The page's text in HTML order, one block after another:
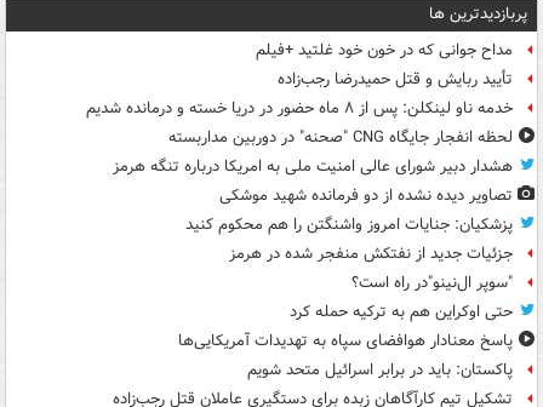
پربازدیدترین ها
مداح جوانی که در خون خود غلتید +فیلم
تأیید ربایش و قتل حمیدرضا رجب‌زاده
خدمه ناو لینکلن: پس از ۸ ماه حضور در دریا خسته و درمانده‌ شدیم
لحظه انفجار جایگاه CNG "صحنه" در دوربین مداربسته
هشدار دبیر شورای عالی امنیت ملی به امریکا درباره تنگه هرمز
تصاویر دیده‌ نشده از دو فرمانده شهید موشکی
پزشکیان: جنایات امروز واشنگتن را هم محکوم کنید
جزئیات جدید از نفتکش منفجر شده در هرمز
"سوپر ال‌نینو"در راه است؟
حتی اوکراین هم به ترکیه حمله کرد
پاسخ معنادار هوافضای سپاه به تهدیدات آمریکایی‌ها
پاکستان: باید در برابر اسرائیل متحد شویم
تشکیل تیم کارآگاهان زبده برای دستگیری عاملان قتل رجب‌زاده